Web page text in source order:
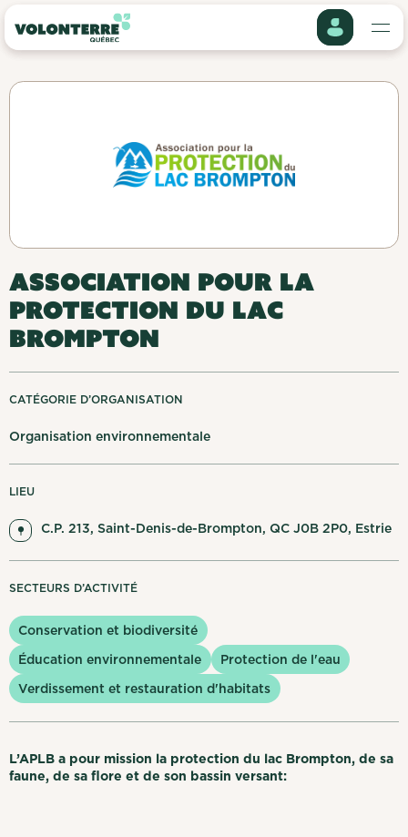
Événements
Organisations
Offres d'emploi
Mes informations
ASSOCIATION POUR LA
PROTECTION DU LAC
BROMPTON
CATÉGORIE D’ORGANISATION
Organisation environnementale
LIEU
C.P. 213, Saint-Denis-de-Brompton, QC J0B 2P0, Estrie
SECTEURS D’ACTIVITÉ
Conservation et biodiversité
Éducation environnementale Protection de l'eau
Verdissement et restauration d'habitats
L’APLB a pour mission la protection du lac Brompton, de sa
faune, de sa flore et de son bassin versant: